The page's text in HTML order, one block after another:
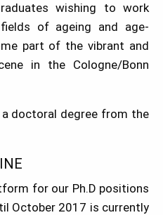
wishing to work
of ageing and age-
part of the vibrant and
in the Cologne/Bonn
doctoral degree from the
for our Ph.D positions
October 2017 is currently